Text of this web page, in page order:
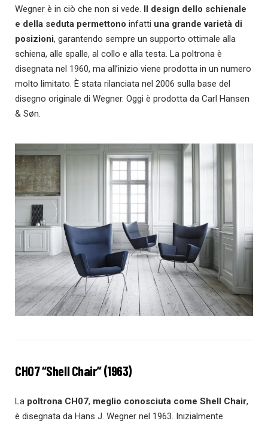
Wegner è in ciò che non si vede. Il design dello schienale
e della seduta permettono infatti una grande varietà di
posizioni, garantendo sempre un supporto ottimale alla
schiena, alle spalle, al collo e alla testa. La poltrona è
disegnata nel 1960, ma all’inizio viene prodotta in un numero
molto limitato. È stata rilanciata nel 2006 sulla base del
disegno originale di Wegner. Oggi è prodotta da Carl Hansen
& Søn.
CH07 “Shell Chair” (1963)
La poltrona CH07, meglio conosciuta come Shell Chair,
è disegnata da Hans J. Wegner nel 1963. Inizialmente